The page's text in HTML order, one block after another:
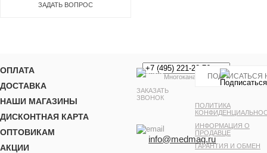
ЗАДАТЬ ВОПРОС
ОПЛАТА
ДОСТАВКА
НАШИ МАГАЗИНЫ
ДИСКОНТНАЯ КАРТА
ОПТОВИКАМ
АКЦИИ
Многоканальный
ЗАКАЗАТЬ
ЗВОНОК
info@medmag.ru
ПОЛИТИКА
ИНФОРМАЦИЯ О
ПРОДАВЦЕ
ГАРАНТИЯ И ОБМЕН